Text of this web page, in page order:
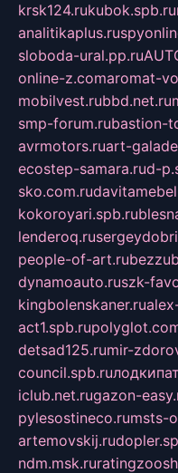
krsk124.rukubok.spb.ru
analitikaplus.ru
sloboda-ural.pp.ru
online-z.comaromat-
mobilvest.rubbd.net.ru
smp-forum.rubastion-
avrmotors.ruart-
ecostep-samara.rud-
sko.com.ru
kokoroyari.spb.ru
lenderoq.ru
people-of-art.ru
dynamoauto.ruszk-
kingbolenskaner.ru
act1.spb.ru
detsad125.rumir-
council.spb.ru
iclub.net.rugazon-
pylesostineco.rumsts-
artemovskij.ru
ndm.msk.ru